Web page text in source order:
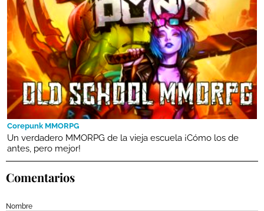
Corepunk MMORPG
Un verdadero MMORPG de la vieja escuela ¡Cómo los de
antes, pero mejor!
Comentarios
Nombre